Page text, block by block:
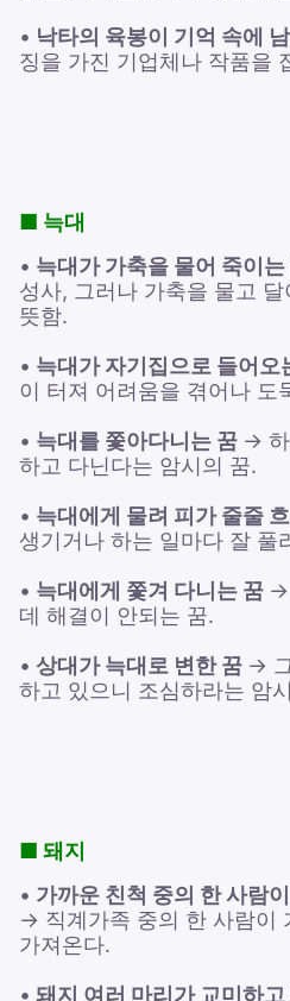
• 낙타의 육봉이 기억 속에
징을 가진 기업체나 작품을
■ 늑대
• 늑대가 가축을 물어 죽이는
성사, 그러나 가축을 물고
뜻함.
• 늑대가 자기집으로 들어오
이 터져 어려움을 겪어나 도
• 늑대를 쫓아다니는 꿈 → 하
하고 다닌다는 암시의 꿈.
• 늑대에게 물려 피가 줄줄
생기거나 하는 일마다 잘 풀
• 늑대에게 쫓겨 다니는 꿈 →
데 해결이 안되는 꿈.
• 상대가 늑대로 변한 꿈 →
하고 있으니 조심하라는 암
■ 돼지
• 가까운 친척 중의 한 사람
→ 직계가족 중의 한 사람이
가져온다.
• 돼지 여러 마리가 교미하